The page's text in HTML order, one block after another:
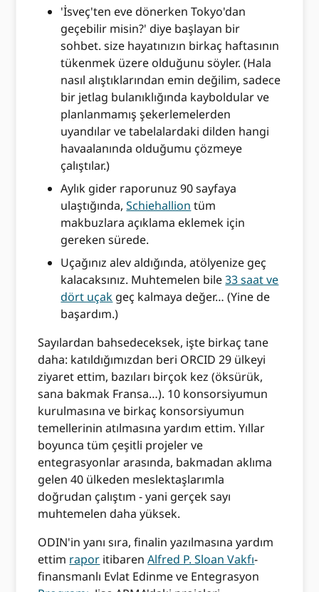
'İsveç'ten eve dönerken Tokyo'dan
geçebilir misin?' diye başlayan bir
sohbet. size hayatınızın birkaç haftasının
tükenmek üzere olduğunu söyler. (Hala
nasıl alıştıklarından emin değilim, sadece
bir jetlag bulanıklığında kayboldular ve
planlanmamış şekerlemelerden
uyandılar ve tabelalardaki dilden hangi
havaalanında olduğumu çözmeye
çalıştılar.)
Aylık gider raporunuz 90 sayfaya
ulaştığında,Schiehallion tüm
makbuzlara açıklama eklemek için
gereken sürede.
Uçağınız alev aldığında, atölyenize geç
kalacaksınız. Muhtemelen bile33 saat ve
dört uçak geç kalmaya değer… (Yine de
başardım.)
Sayılardan bahsedeceksek, işte birkaç tane
daha: katıldığımızdan beri ORCID 29 ülkeyi
ziyaret ettim, bazıları birçok kez (öksürük,
sana bakmak Fransa…). 10 konsorsiyumun
kurulmasına ve birkaç konsorsiyumun
temellerinin atılmasına yardım ettim. Yıllar
boyunca tüm çeşitli projeler ve
entegrasyonlar arasında, bakmadan aklıma
gelen 40 ülkeden meslektaşlarımla
doğrudan çalıştım - yani gerçek sayı
muhtemelen daha yüksek.
ODIN'in yanı sıra, finalin yazılmasına yardım
ettim rapor itibarenAlfred P. Sloan Vakfı-
finansmanlı Evlat Edinme ve Entegrasyon